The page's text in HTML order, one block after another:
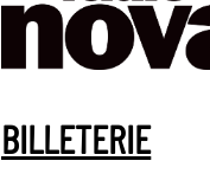
BILLETERIE